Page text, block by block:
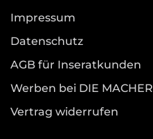
Impressum
Datenschutz
AGB für Inseratkunden
Werben bei DIE MACHER
Vertrag widerrufen